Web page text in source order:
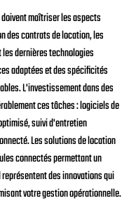
maîtriser les aspects
des contrats de location, les
dernières technologies
adaptées et des spécificités
L'investissement dans des
ces tâches : logiciels de
suivi d'entretien
Les solutions de location
connectés permettant un
des innovations qui
votre gestion opérationnelle.